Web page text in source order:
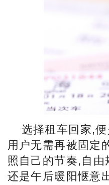
选择租车回家,
用户无需再被固定
照自己的节奏,自
还是午后暖阳惬意